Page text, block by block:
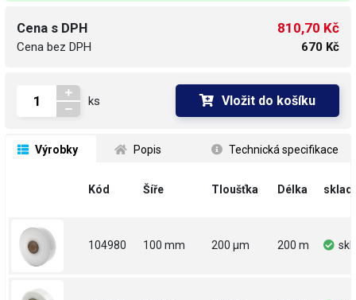
Cena s DPH
Cena bez DPH
810,70 Kč
670 Kč
ks Vložit do košíku
Výrobky Popis Technická specifikace
Kód Šíře Tloušťka Délka sklad
104980 100 mm 200 µm 200 m